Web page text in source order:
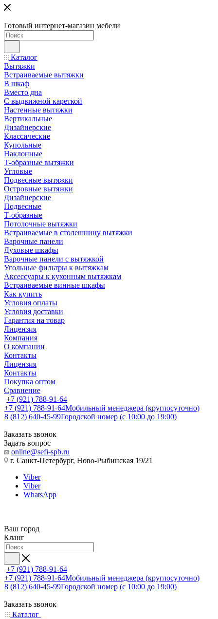
Готовый интернет-магазин мебели
Каталог
Вытяжки
Встраиваемые вытяжки
В шкаф
Вместо дна
С выдвижной кареткой
Настенные вытяжки
Вертикальные
Дизайнерские
Классические
Купольные
Наклонные
Т-образные вытяжки
Угловые
Подвесные вытяжки
Островные вытяжки
Дизайнерские
Подвесные
Т-образные
Потолочные вытяжки
Встраиваемые в столешницу вытяжки
Варочные панели
Духовые шкафы
Варочные панели с вытяжкой
Угольные фильтры к вытяжкам
Аксессуары к кухонным вытяжкам
Встраиваемые винные шкафы
Как купить
Условия оплаты
Условия доставки
Гарантия на товар
Лицензия
Компания
О компании
Контакты
Лицензия
Контакты
Покупка оптом
Сравнение
+7 (921) 788-91-64
+7 (921) 788-91-64Мобильный менеджера (круглосуточно)
8 (812) 640-45-99Городской номер (с 10:00 до 19:00)
Заказать звонок
Задать вопрос
online@sefi-spb.ru
г. Санкт-Петербург, Ново-Рыбинская 19/21
Viber
Viber
WhatsApp
Ваш город
Кланг
+7 (921) 788-91-64
+7 (921) 788-91-64Мобильный менеджера (круглосуточно)
8 (812) 640-45-99Городской номер (с 10:00 до 19:00)
Заказать звонок
Каталог